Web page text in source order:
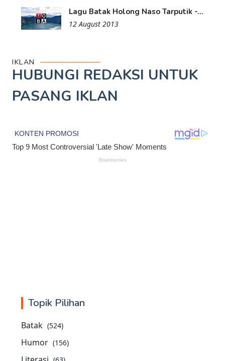
Lagu Batak Holong Naso Tarputik -...
12 August 2013
IKLAN
HUBUNGI REDAKSI UNTUK
PASANG IKLAN
Topik Pilihan
Batak (524)
Humor (156)